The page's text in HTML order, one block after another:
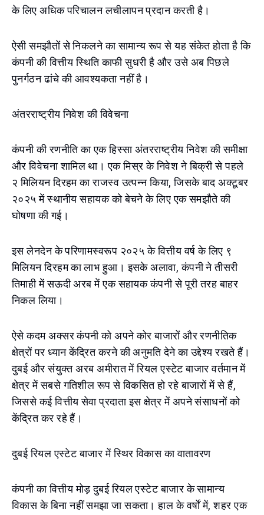
के लिए अधिक परिचालन लचीलापन प्रदान करती है।
ऐसी समझौतों से निकलने का सामान्य रूप से यह संकेत होता है कि
कंपनी की वित्तीय स्थिति काफी सुधरी है और उसे अब पिछले
पुनर्गठन ढांचे की आवश्यकता नहीं है।
अंतरराष्ट्रीय निवेश की विवेचना
कंपनी की रणनीति का एक हिस्सा अंतरराष्ट्रीय निवेश की समीक्षा
और विवेचना शामिल था। एक मिस्र के निवेश ने बिक्री से पहले
२ मिलियन दिरहम का राजस्व उत्पन्न किया, जिसके बाद अक्टूबर
२०२५ में स्थानीय सहायक को बेचने के लिए एक समझौते की
घोषणा की गई।
इस लेनदेन के परिणामस्वरूप २०२५ के वित्तीय वर्ष के लिए ९
मिलियन दिरहम का लाभ हुआ। इसके अलावा, कंपनी ने तीसरी
तिमाही में सऊदी अरब में एक सहायक कंपनी से पूरी तरह बाहर
निकल लिया।
ऐसे कदम अक्सर कंपनी को अपने कोर बाजारों और रणनीतिक
क्षेत्रों पर ध्यान केंद्रित करने की अनुमति देने का उद्देश्य रखते हैं।
दुबई और संयुक्त अरब अमीरात में रियल एस्टेट बाजार वर्तमान में
क्षेत्र में सबसे गतिशील रूप से विकसित हो रहे बाजारों में से हैं,
जिससे कई वित्तीय सेवा प्रदाता इस क्षेत्र में अपने संसाधनों को
केंद्रित कर रहे हैं।
दुबई रियल एस्टेट बाजार में स्थिर विकास का वातावरण
कंपनी का वित्तीय मोड़ दुबई रियल एस्टेट बाजार के सामान्य
विकास के बिना नहीं समझा जा सकता। हाल के वर्षों में, शहर एक